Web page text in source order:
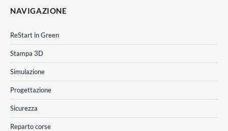
NAVIGAZIONE
ReStart in Green
Stampa 3D
Simulazione
Progettazione
Sicurezza
Reparto corse